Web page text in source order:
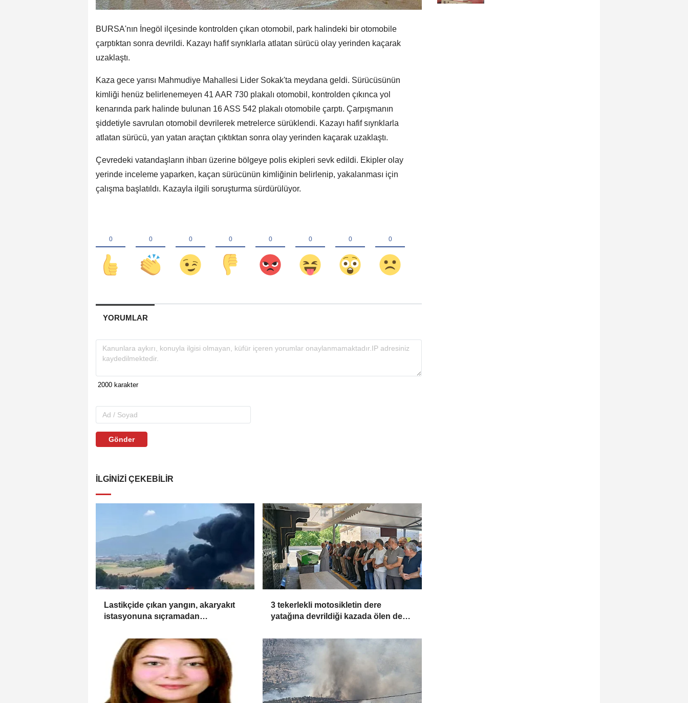
BURSA'nın İnegöl ilçesinde kontrolden çıkan otomobil, park halindeki bir otomobile
çarptıktan sonra devrildi. Kazayı hafif sıyrıklarla atlatan sürücü olay yerinden kaçarak
uzaklaştı.
Kaza gece yarısı Mahmudiye Mahallesi Lider Sokak'ta meydana geldi. Sürücüsünün
kimliği henüz belirlenemeyen 41 AAR 730 plakalı otomobil, kontrolden çıkınca yol
kenarında park halinde bulunan 16 ASS 542 plakalı otomobile çarptı. Çarpışmanın
şiddetiyle savrulan otomobil devrilerek metrelerce sürüklendi. Kazayı hafif sıyrıklarla
atlatan sürücü, yan yatan araçtan çıktıktan sonra olay yerinden kaçarak uzaklaştı.
Çevredeki vatandaşların ihbarı üzerine bölgeye polis ekipleri sevk edildi. Ekipler olay
yerinde inceleme yaparken, kaçan sürücünün kimliğinin belirlenip, yakalanması için
çalışma başlatıldı. Kazayla ilgili soruşturma sürdürülüyor.
YORUMLAR
Gönder
İLGINIZI ÇEKEBILIR
Lastikçide çıkan yangın, akaryakıt
istasyonuna sıçramadan
3 tekerlekli motosikletin dere
yatağına devrildiği kazada ölen dede